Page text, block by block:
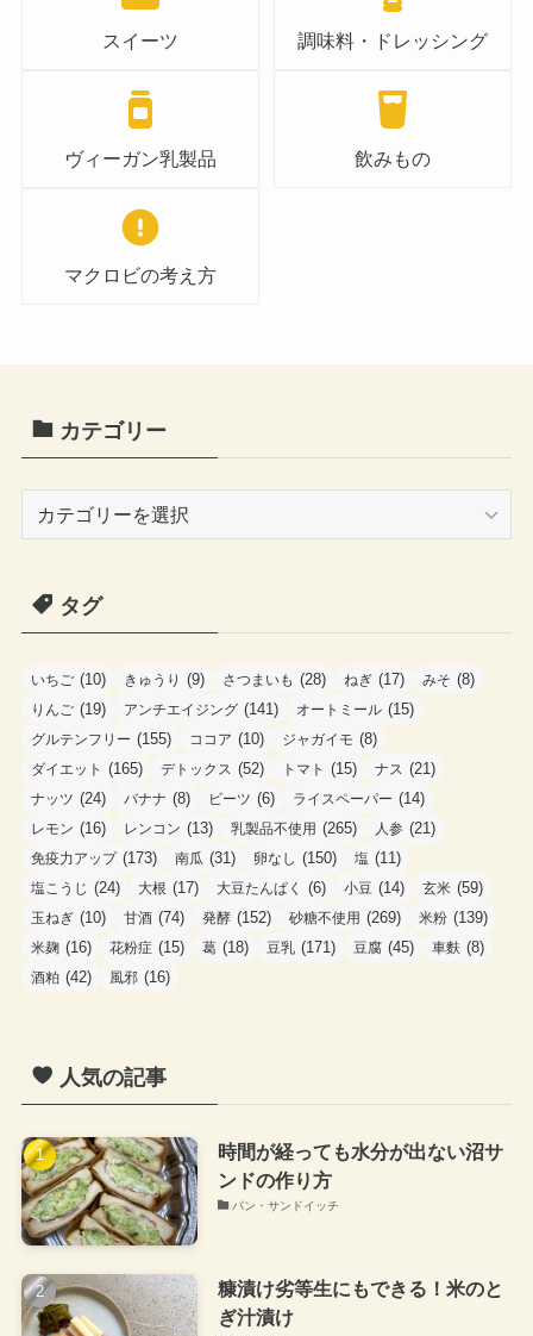
スイーツ 調味料・ドレッシング
ヴィーガン乳製品 飲みもの
マクロビの考え方
カテゴリー
タグ
いちご (10) きゅうり (9) さつまいも (28) ねぎ (17) みそ (8)
りんご (19) アンチエイジング (141) オートミール (15)
グルテンフリー (155) ココア (10) ジャガイモ (8)
ダイエット (165) デトックス (52) トマト (15) ナス (21)
ナッツ (24) バナナ (8) ビーツ (6) ライスペーパー (14)
レモン (16) レンコン (13) 乳製品不使用 (265) 人参 (21)
免疫力アップ(173) 南瓜 (31) 卵なし (150) 塩 (11)
塩こうじ (24) 大根 (17) 大豆たんぱく (6) 小豆 (14) 玄米 (59)
玉ねぎ (10) 甘酒 (74) 発酵 (152) 砂糖不使用 (269) 米粉 (139)
米麹 (16) 花粉症 (15) 葛 (18) 豆乳 (171) 豆腐 (45) 車麩 (8)
酒粕 (42) 風邪 (16)
人気の記事
時間が経っても水分が出ない沼サ
ンドの作り方
パン・サンドイッチ
糠漬け劣等生にもできる！米のと
ぎ汁漬け